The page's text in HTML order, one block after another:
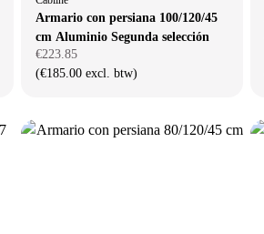
Armario con persiana 100/120/45
cm Aluminio Segunda selección
€223.85
(€185.00 excl. btw)